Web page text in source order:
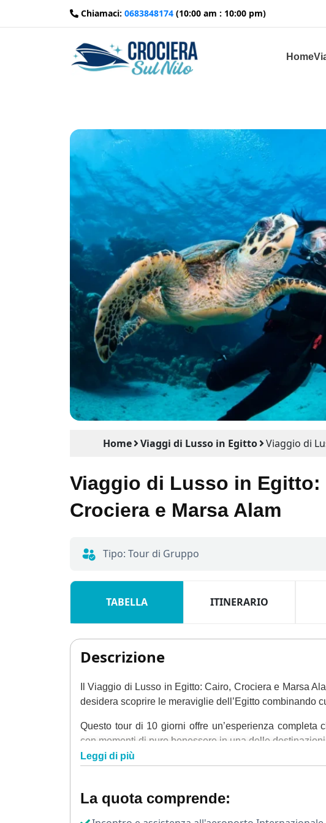
Chiamaci: 0683848174 (10:00 am : 10:00 pm)
Home
Home Viaggi di Lusso in Egitto Viaggio di
Viaggio di Lusso in Egitto:
Crociera e Marsa Alam
Tipo: Tour di Gruppo
TABELLA ITINERARIO
Descrizione
Il Viaggio di Lusso in Egitto: Cairo, Crociera e Marsa
desidera scoprire le meraviglie dell’Egitto combinando
Questo tour di 10 giorni offre un’esperienza completa
con momenti di puro benessere in una delle
Il viaggio inizia al Cairo, dove verrai accolto
dell’Egitto: la Necropoli di Giza
maestosa Sfinge e il Tempio della Valle.
Leggi di più
La quota comprende: